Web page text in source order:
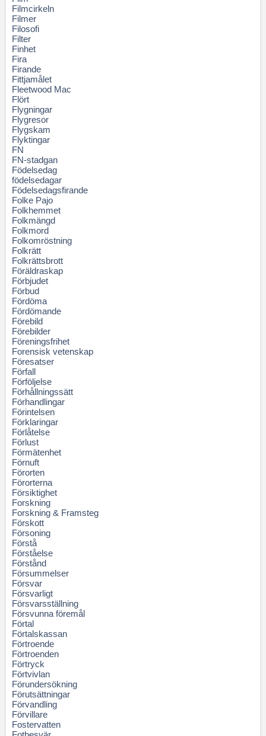
Filmcirkeln
Filmer
Filosofi
Filter
Finhet
Fira
Firande
Fittjamålet
Fleetwood Mac
Flört
Flygningar
Flygresor
Flygskam
Flyktingar
FN
FN-stadgan
Födelsedag
födelsedagar
Födelsedagsfirande
Folke Pajo
Folkhemmet
Folkmängd
Folkmord
Folkomröstning
Folkrätt
Folkrättsbrott
Föräldraskap
Förbjudet
Förbud
Fördöma
Fördömande
Förebild
Förebilder
Föreningsfrihet
Forensisk vetenskap
Föresatser
Förfall
Förföljelse
Förhållningssätt
Förhandlingar
Förintelsen
Förklaringar
Förlåtelse
Förlust
Förmätenhet
Förnuft
Förorten
Förorterna
Försiktighet
Forskning
Forskning & Framsteg
Förskott
Försoning
Förstå
Förståelse
Förstånd
Försummelser
Försvar
Försvarligt
Försvarsställning
Försvunna föremål
Förtal
Förtalskassan
Förtroende
Förtroenden
Förtryck
Förtvivlan
Förundersökning
Förutsättningar
Förvandling
Förvillare
Fostervatten